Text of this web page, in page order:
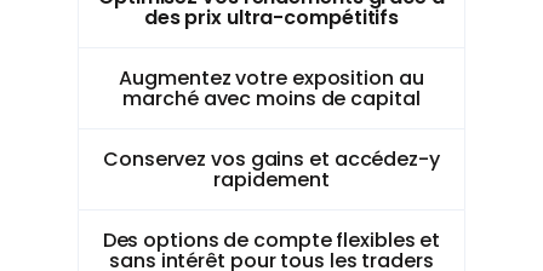
des prix ultra-compétitifs
Augmentez votre exposition au
marché avec moins de capital
Conservez vos gains et accédez-y
rapidement
Des options de compte flexibles et
sans intérêt pour tous les traders